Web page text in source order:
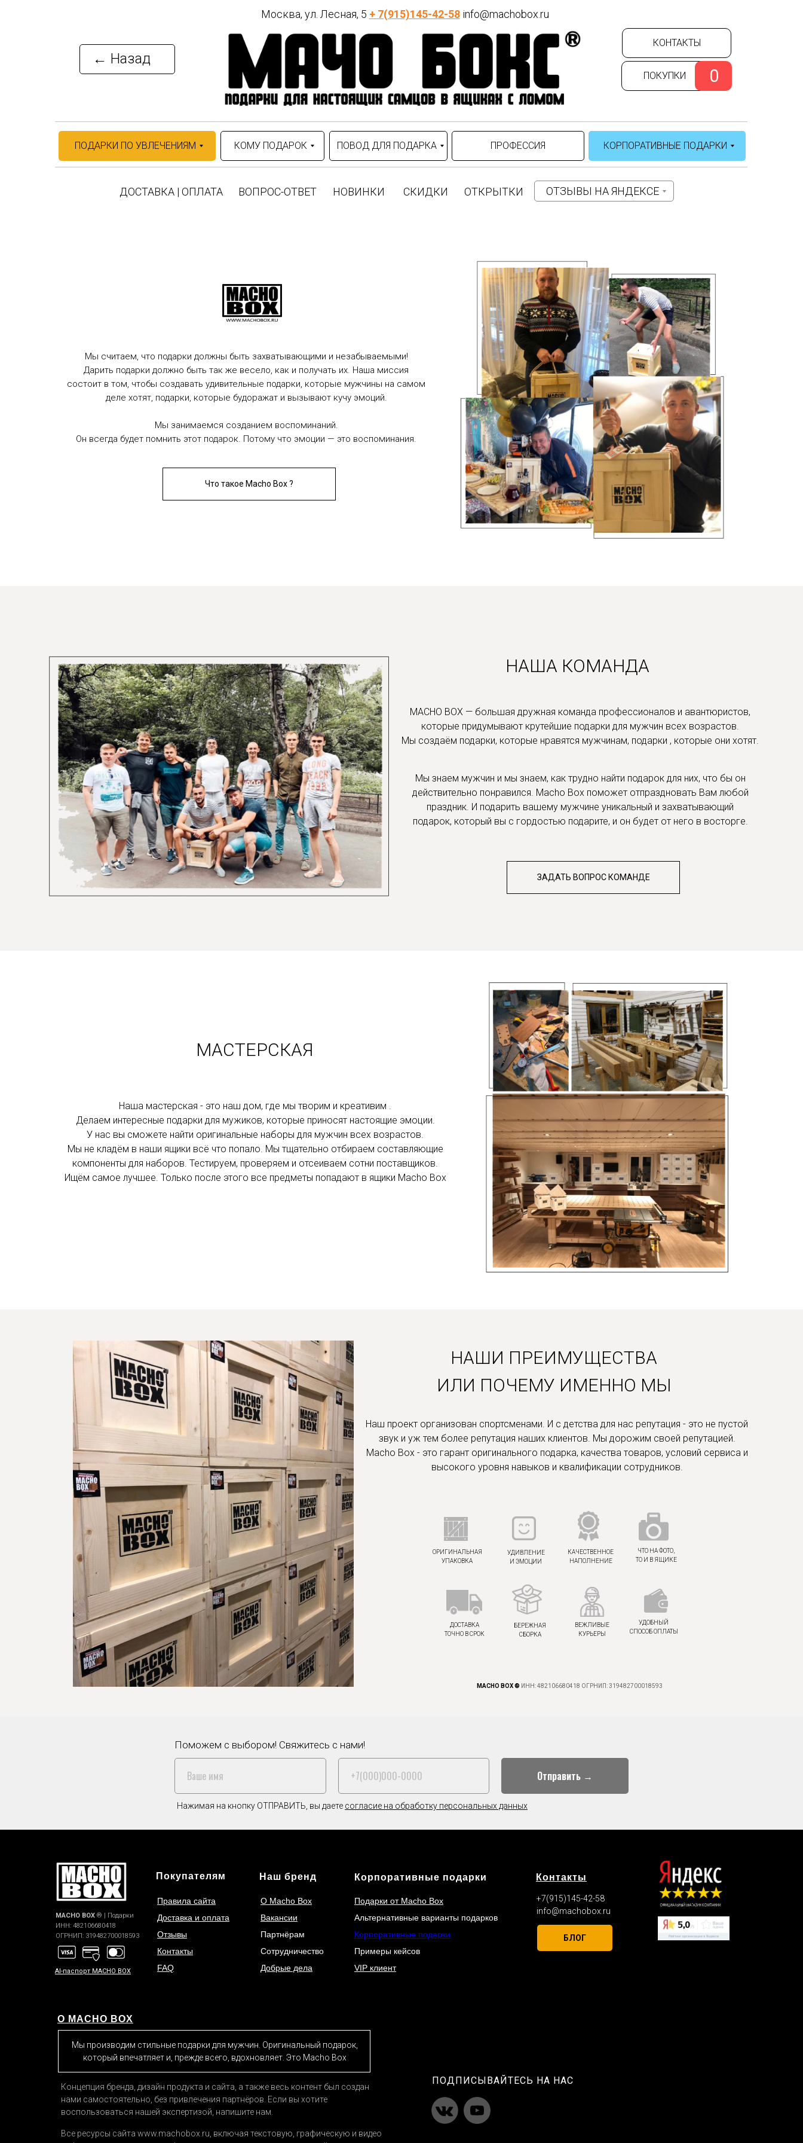
КОНТАКТЫ
ПОКУПКИ 0
Москва, ул. Лесная, 5 + 7(915)145-42-58info@machobox.ru
ПОДАРКИ ПО УВЛЕЧЕНИЯМ
ДОСТАВКА | ОПЛАТА ВОПРОС-ОТВЕТ НОВИНКИ СКИДКИ
КОРПОРАТИВНЫЕ ПОДАРКИ
ОТКРЫТКИ
КОМУ ПОДАРОК ПОВОД ДЛЯ ПОДАРКА ПРОФЕССИЯ
ОТЗЫВЫ НА ЯНДЕКСЕ
← Назад
ПОДПИСЫВАЙТЕСЬ НА НАШ INSTAGRAM
Мы считаем, что подарки должны быть захватывающими и незабываемыми!
Дарить подарки должно быть так же весело, как и получать их. Наша миссия
состоит в том, чтобы создавать удивительные подарки, которые мужчины на самом
деле хотят, подарки, которые будоражат и вызывают кучу эмоций.
Мы занимаемся созданием воспоминаний.
Он всегда будет помнить этот подарок. Потому что эмоции — это воспоминания.
Что такое Macho Box ?
НАША КОМАНДА
ЗАДАТЬ ВОПРОС КОМАНДЕ
Мы знаем мужчин и мы знаем, как трудно найти подарок для них, что бы он
действительно понравился. Macho Box поможет отпраздновать Вам любой
праздник. И подарить вашему мужчине уникальный и захватывающий
подарок, который вы с гордостью подарите, и он будет от него в восторге.
MACHO BOX — большая дружная команда профессионалов и авантюристов,
которые придумывают крутейшие подарки для мужчин всех возрастов.
Мы создаём подарки, которые нравятся мужчинам, подарки , которые они хотят.
Наша мастерская - это наш дом, где мы творим и креативим .
Делаем интересные подарки для мужиков, которые приносят настоящие эмоции.
У нас вы сможете найти оригинальные наборы для мужчин всех возрастов.
Мы не кладём в наши ящики всё что попало. Мы тщательно отбираем составляющие
компоненты для наборов. Тестируем, проверяем и отсеиваем сотни поставщиков.
Ищём самое лучшее. Только после этого все предметы попадают в ящики Macho Box
МАСТЕРСКАЯ
Регистрация домена:
Регистрация ОГРНИП:
Официальный магазин на Яндексе:
НАШИ ПРЕИМУЩЕСТВА
ИЛИ ПОЧЕМУ ИМЕННО МЫ
ОРИГИНАЛЬНАЯ
УПАКОВКА
УДИВЛЕНИЕ
И ЭМОЦИИ
КАЧЕСТВЕННОЕ
НАПОЛНЕНИЕ
ЧТО НА ФОТО,
ТО И В ЯЩИКЕ
ДОСТАВКА
ТОЧНО В СРОК
БЕРЕЖНАЯ
СБОРКА
ВЕЖЛИВЫЕ
КУРЬЕРЫ
УДОБНЫЙ
СПОСОБ ОПЛАТЫ
ДОВЕРИЕ ИЛИ ПОЧЕМУ МЫ
НЕ ЗАКРОЕМСЯ ЗАВТРА
MACHO BOX ® ИНН: 482106680418 ОГРНИП: 319482700018593
Наш проект организован спортсменами. И с детства для нас репутация - это не пустой
звук и уж тем более репутация наших клиентов. Мы дорожим своей репутацией.
Macho Box - это гарант оригинального подарка, качества товаров, условий сервиса и
высокого уровня навыков и квалификации сотрудников.
Поможем с выбором! Свяжитесь с нами!
Отправить →
Нажимая на кнопку ОТПРАВИТЬ, вы даете согласие на обработку персональных данных
Покупателям
Правила сайта
Доставка и оплата
Отзывы
Контакты
FAQ
Наш бренд
О Macho Box
Вакансии
Партнёрам
Сотрудничество
Добрые дела
Корпоративные подарки
Подарки от Macho Box
Альтернативные варианты подарков
Корпоративные подарки
Примеры кейсов
VIP клиент
MACHO BOX ® | Подарки
ИНН: 482106680418
ОГРНИП: 319482700018593
Контакты
+7(915)145-42-58
info@machobox.ru
Мы производим стильные подарки для мужчин. Оригинальный подарок,
который впечатляет и, прежде всего, вдохновляет. Это Macho Box
О MACHO BOX
ПОДПИСЫВАЙТЕСЬ НА НАС
Концепция бренда, дизайн продукта и сайта, а также весь контент был создан
нами самостоятельно, без привлечения партнёров. Если вы хотите
воспользоваться нашей экспертизой, напишите нам.
Все ресурсы сайта www.machobox.ru, включая текстовую, графическую и видео
БЛОГ
AI-паспорт MACHO BOX